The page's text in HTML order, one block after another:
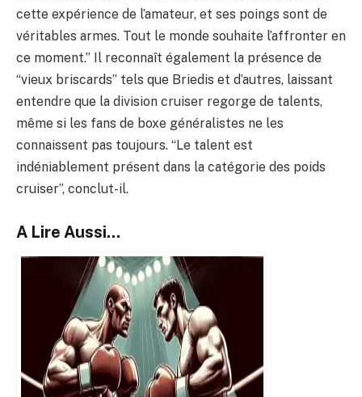
cette expérience de l’amateur, et ses poings sont de
véritables armes. Tout le monde souhaite l’affronter en
ce moment.” Il reconnaît également la présence de
“vieux briscards” tels que Briedis et d’autres, laissant
entendre que la division cruiser regorge de talents,
même si les fans de boxe généralistes ne les
connaissent pas toujours. “Le talent est
indéniablement présent dans la catégorie des poids
cruiser”, conclut-il.
A Lire Aussi...